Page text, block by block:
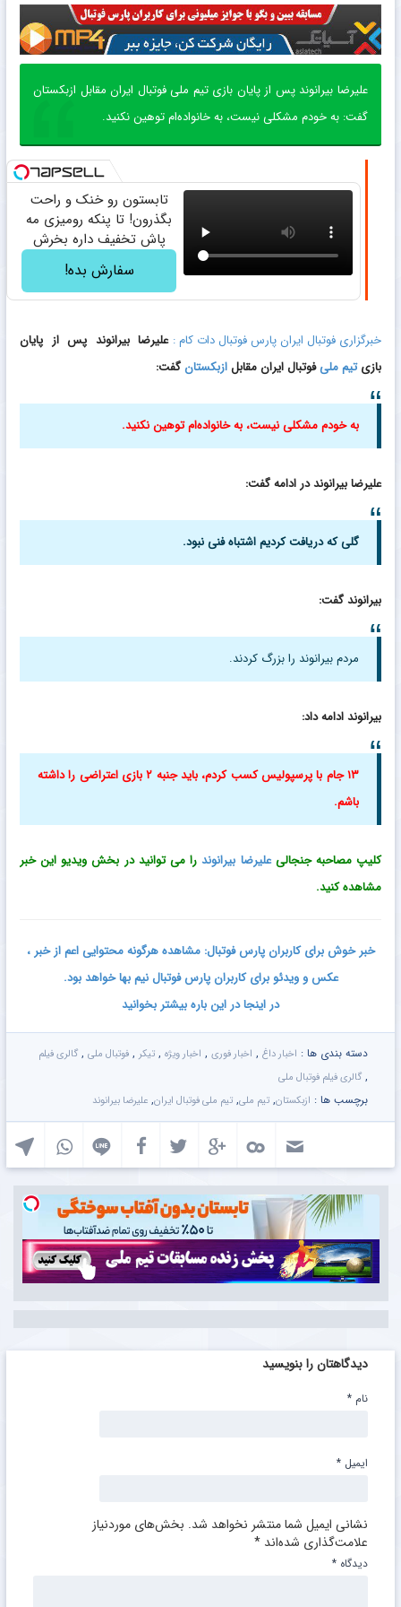
علیرضا بیرانوند پس از پایان بازی تیم ملی فوتبال ایران مقابل ازبکستان
گفت: به خودم مشکلی نیست، به خانواده‌ام توهین نکنید.
تابستون رو خنک و راحت
بگذرون! تا پنکه رومیزی مه
پاش تخفیف داره بخرش
سفارش بده!
خبرگزاری فوتبال ایران پارس فوتبال دات کام : علیرضا بیرانوند پس از پایان
بازیتیم ملیفوتبال ایران مقابلازبکستان گفت:
به خودم مشکلی نیست، به خانواده‌ام توهین نکنید.
علیرضا بیرانوند در ادامه گفت:
گلی که دریافت کردیم اشتباه فنی نبود.
بیرانوند گفت:
مردم بیرانوند را بزرگ کردند.
بیرانوند ادامه داد:
۱۳ جام با پرسپولیس کسب کردم، باید جنبه ۲ بازی اعتراضی را داشته
باشم.
کلیپ مصاحبه جنجالیعلیرضا بیرانوندرا می توانید در بخش ویدیو این خبر
مشاهده کنید.
خبر خوش برای کاربران پارس فوتبال: مشاهده هرگونه محتوایی اعم از خبر ،
عکس و ویدئو برای کاربران پارس فوتبال نیم بها خواهد بود.
در اینجا در این باره بیشتر بخوانید
دسته بندی ها : اخبار داغ , اخبار فوری , اخبار ویژه , تیکر , فوتبال ملی , گالری فیلم
, گالری فیلم فوتبال ملی
برچسب ها : ازبکستان, تیم ملی, تیم ملی فوتبال ایران, علیرضا بیرانوند
دیدگاهتان را بنویسید
نشانی ایمیل شما منتشر نخواهد شد. بخش‌های موردنیاز
علامت‌گذاری شده‌اند *
دیدگاه *
نام *
ایمیل *